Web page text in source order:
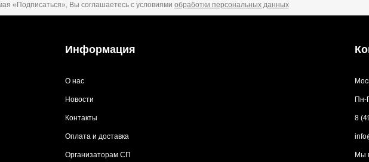
«Подписаться», Вы соглашаетесь с условиями обработки персональных данных
Информация
О нас
Новости
Контакты
Оплата и доставка
Организаторам СП
Пн-
8
Мы